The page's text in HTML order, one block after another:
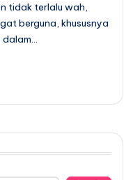
tidak terlalu wah,
berguna, khususnya
dalam…